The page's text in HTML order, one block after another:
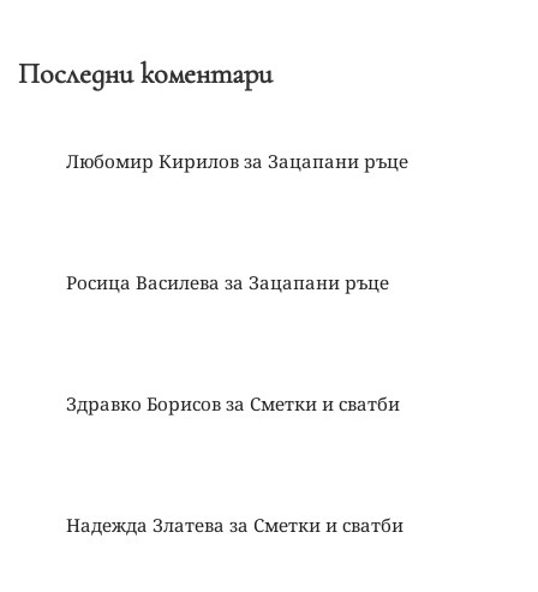
Последни коментари
Любомир Кирилов за Зацапани ръце
Росица Василева за Зацапани ръце
Здравко Борисов за Сметки и сватби
Надежда Златева за Сметки и сватби